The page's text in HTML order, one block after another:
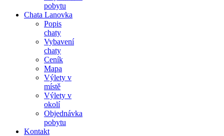
pobytu
Chata Lanovka
Popis
chaty
Vybavení
chaty
Ceník
Mapa
Výlety v
místě
Výlety v
okolí
Objednávka
pobytu
Kontakt